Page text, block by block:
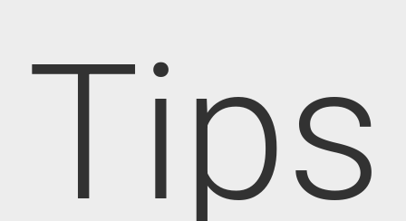
Tips